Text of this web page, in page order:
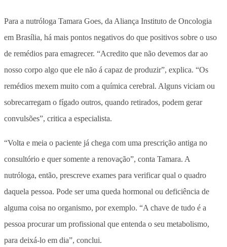
Para a nutróloga Tamara Goes, da Aliança Instituto de Oncologia
em Brasília, há mais pontos negativos do que positivos sobre o uso
de remédios para emagrecer. “Acredito que não devemos dar ao
nosso corpo algo que ele não á capaz de produzir”, explica. “Os
remédios mexem muito com a química cerebral. Alguns viciam ou
sobrecarregam o fígado outros, quando retirados, podem gerar
convulsões”, critica a especialista.
“Volta e meia o paciente já chega com uma prescrição antiga no
consultório e quer somente a renovação”, conta Tamara. A
nutróloga, então, prescreve exames para verificar qual o quadro
daquela pessoa. Pode ser uma queda hormonal ou deficiência de
alguma coisa no organismo, por exemplo. “A chave de tudo é a
pessoa procurar um profissional que entenda o seu metabolismo,
para deixá-lo em dia”, conclui.